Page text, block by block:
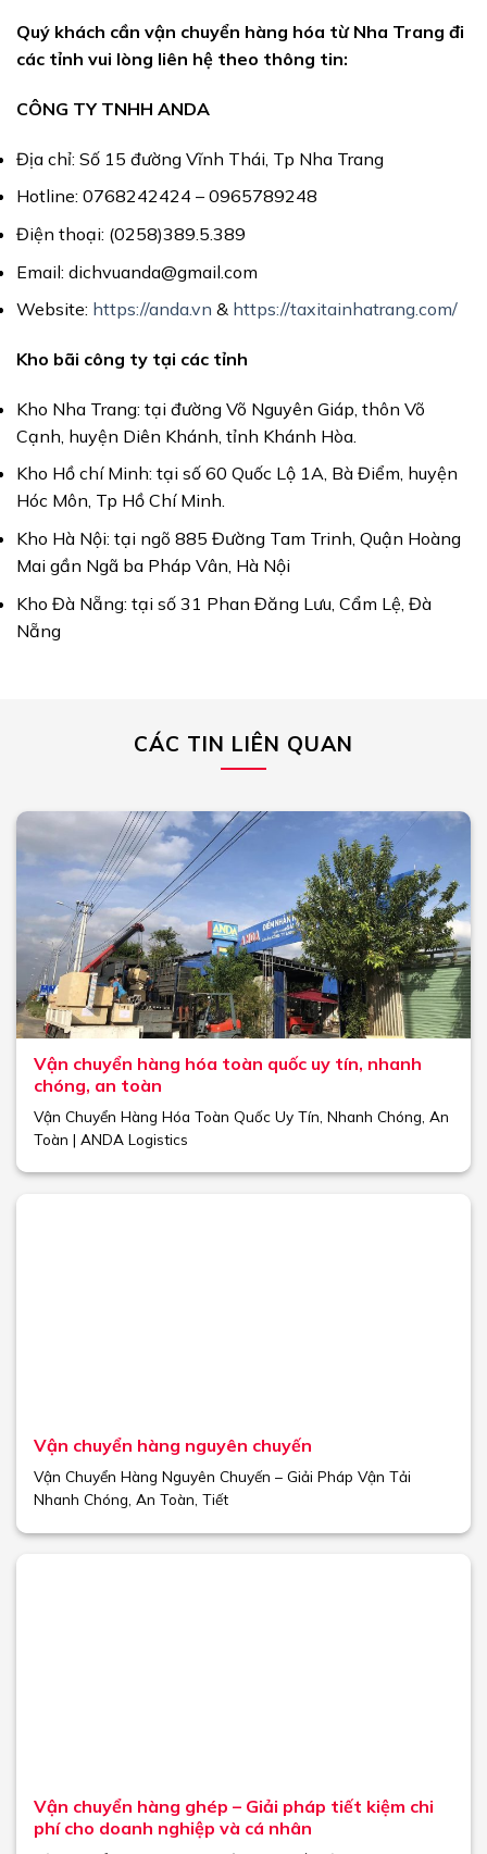
Quý khách cần vận chuyển hàng hóa từ Nha Trang đi
các tỉnh vui lòng liên hệ theo thông tin:
CÔNG TY TNHH ANDA
Địa chỉ: Số 15 đường Vĩnh Thái, Tp Nha Trang
Hotline: 0768242424 – 0965789248
Điện thoại: (0258)389.5.389
Email: dichvuanda@gmail.com
Website: https://anda.vn & https://taxitainhatrang.com/
Kho bãi công ty tại các tỉnh
Kho Nha Trang: tại đường Võ Nguyên Giáp, thôn Võ
Cạnh, huyện Diên Khánh, tỉnh Khánh Hòa.
Kho Hồ chí Minh: tại số 60 Quốc Lộ 1A, Bà Điểm, huyện
Hóc Môn, Tp Hồ Chí Minh.
Kho Hà Nội: tại ngõ 885 Đường Tam Trinh, Quận Hoàng
Mai gần Ngã ba Pháp Vân, Hà Nội
Kho Đà Nẵng: tại số 31 Phan Đăng Lưu, Cẩm Lệ, Đà
Nẵng
CÁC TIN LIÊN QUAN
Vận chuyển hàng hóa toàn quốc uy tín, nhanh
chóng, an toàn
Vận Chuyển Hàng Hóa Toàn Quốc Uy Tín, Nhanh Chóng, An
Toàn | ANDA Logistics
Vận chuyển hàng nguyên chuyến
Vận Chuyển Hàng Nguyên Chuyến – Giải Pháp Vận Tải
Nhanh Chóng, An Toàn, Tiết
Vận chuyển hàng ghép – Giải pháp tiết kiệm chi
phí cho doanh nghiệp và cá nhân